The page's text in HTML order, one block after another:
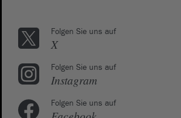
Folgen Sie uns auf
X
Folgen Sie uns auf
Instagram
Folgen Sie uns auf